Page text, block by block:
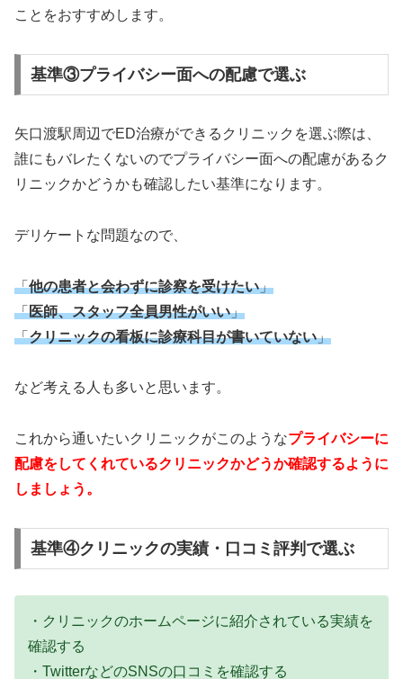
ことをおすすめします。
基準③プライバシー面への配慮で選ぶ
矢口渡駅周辺でED治療ができるクリニックを選ぶ際は、
誰にもバレたくないのでプライバシー面への配慮があるク
リニックかどうかも確認したい基準になります。
デリケートな問題なので、
「他の患者と会わずに診察を受けたい」
「医師、スタッフ全員男性がいい」
「クリニックの看板に診療科目が書いていない」
など考える人も多いと思います。
これから通いたいクリニックがこのようなプライバシーに
配慮をしてくれているクリニックかどうか確認するように
しましょう。
基準④クリニックの実績・口コミ評判で選ぶ
・クリニックのホームページに紹介されている実績を
確認する
・TwitterなどのSNSの口コミを確認する